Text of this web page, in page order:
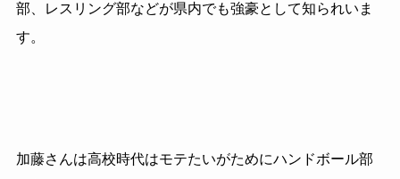
部、レスリング部などが県内でも強豪として知られいま
す。
加藤さんは高校時代はモテたいがためにハンドボール部